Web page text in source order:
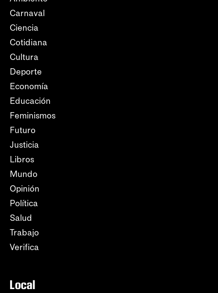
Carnaval
Ciencia
Cotidiana
Cultura
Deporte
Economía
Educación
Feminismos
Futuro
Justicia
Libros
Mundo
Opinión
Política
Salud
Trabajo
Verifica
Local